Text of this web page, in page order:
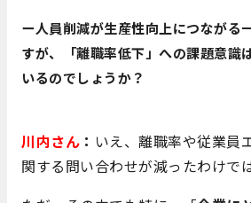
ー人員削減が生産性向上につながる
すが、「離職率低下」への課題意識
いるのでしょうか？
川内さん ： いえ、離職率や従業員
関する問い合わせが減ったわけで